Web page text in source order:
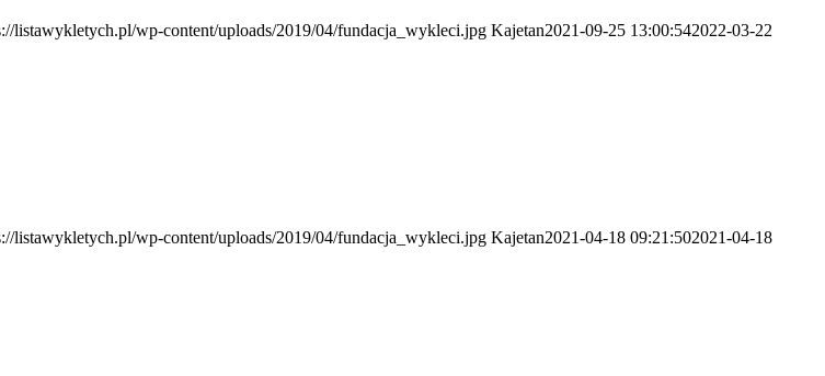
listawykletych.pl/wp-content/uploads/2019/04/fundacja_wykleci.jpg Kajetan2021-09-25 13:00:542022-03-22
listawykletych.pl/wp-content/uploads/2019/04/fundacja_wykleci.jpg Kajetan2021-04-18 09:21:502021-04-18